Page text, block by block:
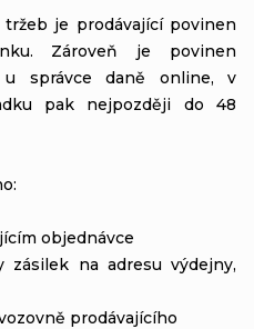
je prodávající povinen
Zároveň je povinen
u správce daně online, v
pak nejpozději do 48
objednávce
zásilek na adresu výdejny,
prodávajícího